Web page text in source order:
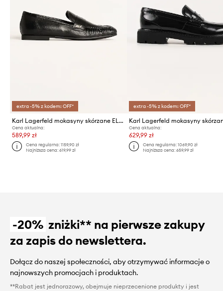
extra -5% z kodem: OFF*
Karl Lagerfeld mokasyny skórzane ELEIA Loafer
Cena aktualna:
589,99 zł
Cena regularna:1159,90 zł
Najniższa cena:619,99 zł
extra -5% z kodem: OFF*
Cena aktualna:
629,99 zł
Cena regularna: 1069,90 zł
Najniższa cena: 659,99 zł
-20% zniżki** na pierwsze zakupy
za zapis do newslettera.
Dołącz do naszej społeczności, aby otrzymywać informacje o
najnowszych promocjach i produktach.
**Rabat jest jednorazowy, obejmuje nieprzecenione produkty i jest